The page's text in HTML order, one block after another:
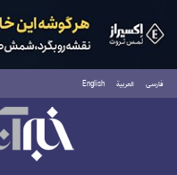
فارسی العربية English
جمعه ۱۶ مرداد ۱۴۰۵